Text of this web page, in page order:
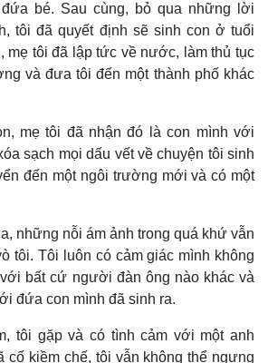
Thị trường
bé. Sau cùng, bỏ qua những lời
tôi đã quyết định sẽ sinh con ở tuổi
mẹ tôi đã lập tức về nước, làm thủ tục
và đưa tôi đến một thành phố khác
mẹ tôi đã nhận đó là con mình với
sạch mọi dấu vết về chuyện tôi sinh
đến một ngôi trường mới và có một
những nỗi ám ảnh trong quá khứ vẫn
tôi. Tôi luôn có cảm giác mình không
bất cứ người đàn ông nào khác và
đứa con mình đã sinh ra.
tôi gặp và có tình cảm với một anh
cố kiềm chế, tôi vẫn không thể ngưng